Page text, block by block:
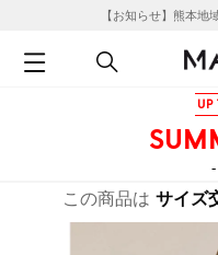
【お知らせ】熊本地
-
この商品は サイズ